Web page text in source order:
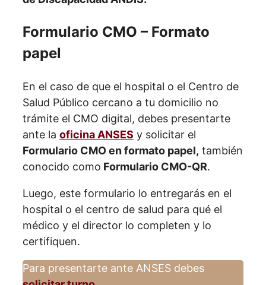
Formulario CMO – Formato
papel
En el caso de que el hospital o el Centro de
Salud Público cercano a tu domicilio no
trámite el CMO digital, debes presentarte
ante la oficina ANSES y solicitar el
Formulario CMO en formato papel, también
conocido como Formulario CMO-QR.
Luego, este formulario lo entregarás en el
hospital o el centro de salud para qué el
médico y el director lo completen y lo
certifiquen.
Para presentarte ante ANSES debes